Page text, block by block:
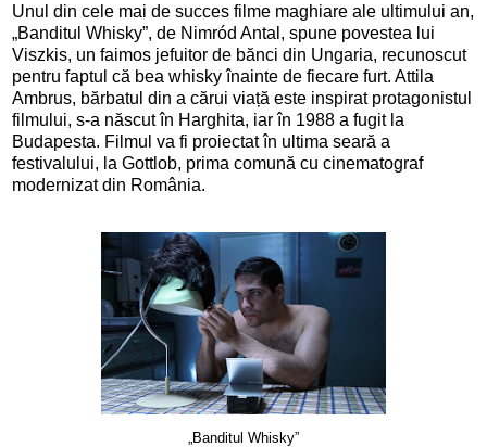
Unul din cele mai de succes filme maghiare ale ultimului an,
„Banditul Whisky”, de Nimród Antal, spune povestea lui
Viszkis, un faimos jefuitor de bănci din Ungaria, recunoscut
pentru faptul că bea whisky înainte de fiecare furt. Attila
Ambrus, bărbatul din a cărui viață este inspirat protagonistul
filmului, s-a născut în Harghita, iar în 1988 a fugit la
Budapesta. Filmul va fi proiectat în ultima seară a
festivalului, la Gottlob, prima comună cu cinematograf
modernizat din România.
„Banditul Whisky”